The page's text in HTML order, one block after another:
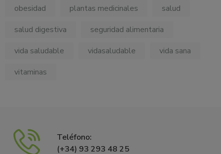
obesidad
plantas medicinales
salud
salud digestiva
seguridad alimentaria
vida saludable
vidasaludable
vida sana
vitaminas
Teléfono:
(+34) 93 293 48 25